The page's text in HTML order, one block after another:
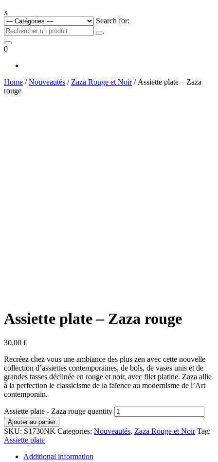
x
Search for:
0
Home /Nouveautés / Zaza Rouge et Noir/ Assiette plate – Zaza
rouge
Assiette plate – Zaza rouge
30,00 €
Recréez chez vous une ambiance des plus zen avec cette nouvelle
collection d’assiettes contemporaines, de bols, de vases unis et de
grandes tasses déclinée en rouge et noir, avec filet platine. Zaza allie
à la perfection le classicisme de la faïence au modernisme de l’Art
contemporain.
Assiette plate - Zaza rouge quantity
Ajouter au panier
SKU: S1730NK Categories: Nouveautés, Zaza Rouge et Noir Tag:
Assiette plate
Additional information